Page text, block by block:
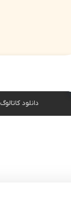
دانلود کاتالوگ